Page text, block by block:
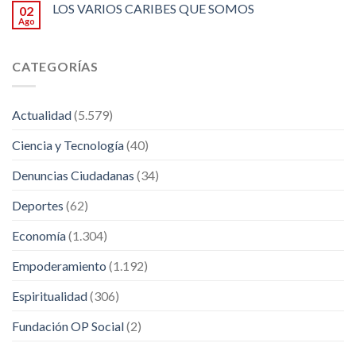
02
Ago
LOS VARIOS CARIBES QUE SOMOS
CATEGORÍAS
Actualidad(5.579)
Ciencia y Tecnología(40)
Denuncias Ciudadanas (34)
Deportes (62)
Economía(1.304)
Empoderamiento (1.192)
Espiritualidad(306)
Fundación OP Social(2)